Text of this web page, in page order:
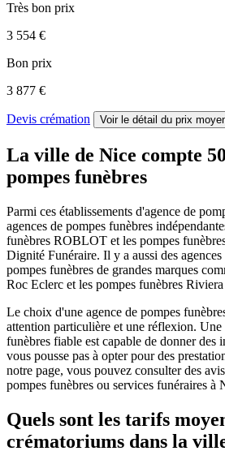
Très bon prix
3 554 €
Bon prix
3 877 €
Devis crémation Voir le détail du prix
La ville de Nice compte
pompes funèbres
Parmi ces établissements d'agence de
agences de pompes funèbres
funèbres ROBLOT et les pompes
Dignité Funéraire. Il y a aussi des
pompes funèbres de grandes marques
Roc Eclerc et les pompes funèbres
Le choix d'une agence de pompes
attention particulière et une réflexion. Une
funèbres fiable est capable de donner des
vous pousse pas à opter pour des
notre page, vous pouvez consulter des
pompes funèbres ou services funéraires à
Quels sont les tarifs
crématoriums dans la